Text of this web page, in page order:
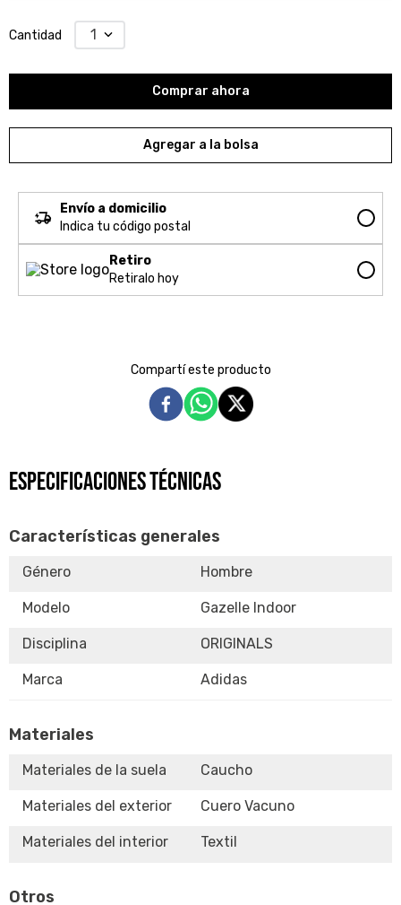
Cantidad 1
Comprar ahora
Agregar a la bolsa
Envío a domicilio
Indica tu código postal
Retiro
Retiralo hoy
Características generales
Género Hombre
Modelo Gazelle Indoor
Disciplina ORIGINALS
Marca Adidas
Materiales
Materiales de la suela Caucho
Materiales del exterior Cuero Vacuno
Materiales del interior Textil
Otros